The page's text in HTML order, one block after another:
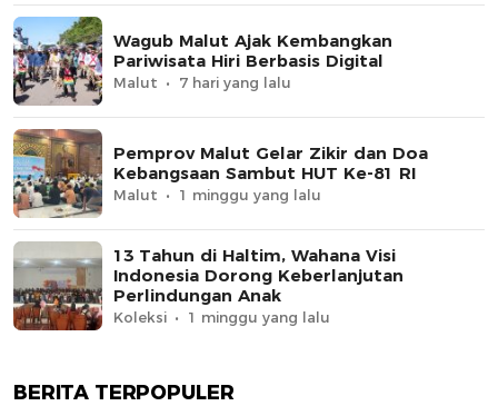
Wagub Malut Ajak Kembangkan
Pariwisata Hiri Berbasis Digital
Malut 7 hari yang lalu
Pemprov Malut Gelar Zikir dan Doa
Kebangsaan Sambut HUT Ke-81 RI
Malut 1 minggu yang lalu
13 Tahun di Haltim, Wahana Visi
Indonesia Dorong Keberlanjutan
Perlindungan Anak
Koleksi 1 minggu yang lalu
BERITA TERPOPULER